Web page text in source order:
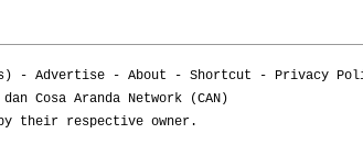
) - Advertise - About - Shortcut - Privacy
Cosa Aranda Network (CAN)
their respective owner.